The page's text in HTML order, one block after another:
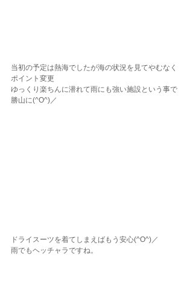
当初の予定は熱海でしたが海の状況を見てやむなく
ポイント変更
ゆっくり楽ちんに潜れて雨にも強い施設という事で
勝山に(^O^)／
ドライスーツを着てしまえばもう安心(^O^)／
雨でもヘッチャラですね。